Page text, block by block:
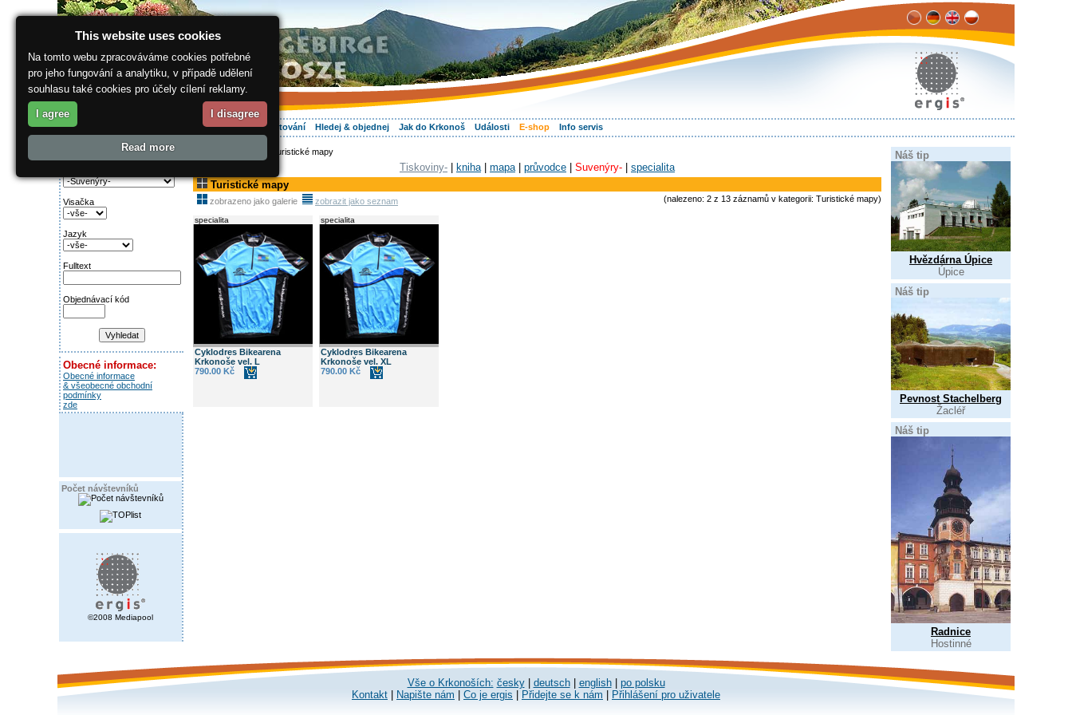
O regionu Vaše dovolená Ubytování Hledej & objednej Jak do Krkonoš Události E-shop Info servis
Najděte si:
Visačka
Jazyk
Fulltext
Objednávací kód
Obecné informace:
Obecné informace
& všeobecné obchodní
podmínky
zde
Počet návštevníků
©2008 Mediapool
> Turistické mapy
Tiskoviny- | kniha | mapa | průvodce | Suvenýry- | specialita
Turistické mapy
zobrazeno jako galerie zobrazit jako seznam (nalezeno: 2 z 13 záznamů v kategorii: Turistické mapy)
specialita
Cyklodres Bikearena
Krkonoše vel. L
790.00 Kč
specialita
Cyklodres Bikearena
Krkonoše vel. XL
790.00 Kč
Náš tip
Hvězdárna Úpice
Úpice
Náš tip
Pevnost Stachelberg
Žacléř
Náš tip
Radnice
Hostinné
Vše o Krkonoších: česky| deutsch| english| po polsku
Kontakt
Napište nám Co je ergis Přidejte se k nám Přihlášení pro uživatele
This website uses cookies
Na tomto webu zpracováváme cookies potřebné
pro jeho fungování a analytiku, v případě udělení
souhlasu také cookies pro účely cílení reklamy.
I agree I disagree
Read more